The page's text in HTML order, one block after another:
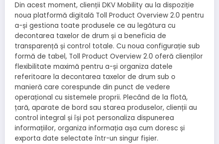
Din acest moment, clienții DKV Mobility au la dispoziție
noua platformă digitală Toll Product Overview 2.0 pentru
a-și gestiona toate produsele ce au legătura cu
decontarea taxelor de drum și a beneficia de
transparență și control totale. Cu noua configurație sub
formă de tabel, Toll Product Overview 2.0 oferă clienților
flexibilitate maximă pentru a-și organiza datele
referitoare la decontarea taxelor de drum sub o
manieră care corespunde din punct de vedere
operațional cu sistemele proprii. Plecând de la flotă,
țară, aparate de bord sau starea produselor, clienții au
control integral și își pot personaliza dispunerea
informațiilor, organiza informația așa cum doresc și
exporta date selectate într-un singur fișier.